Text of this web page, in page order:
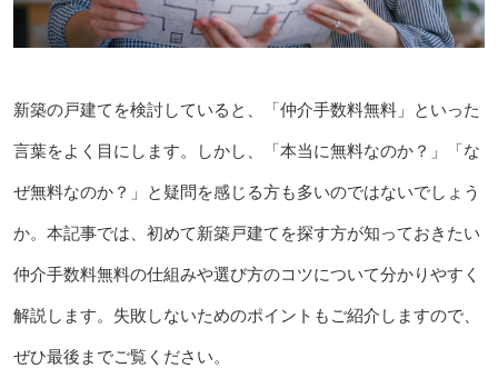
新築の戸建てを検討していると、「仲介手数料無料」といった
言葉をよく目にします。しかし、「本当に無料なのか？」「な
ぜ無料なのか？」と疑問を感じる方も多いのではないでしょう
か。本記事では、初めて新築戸建てを探す方が知っておきたい
仲介手数料無料の仕組みや選び方のコツについて分かりやすく
解説します。失敗しないためのポイントもご紹介しますので、
ぜひ最後までご覧ください。